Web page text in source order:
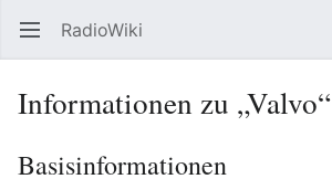
Hauptmenü öffnen RadioWiki
Informationen zu „Valvo“
Basisinformationen